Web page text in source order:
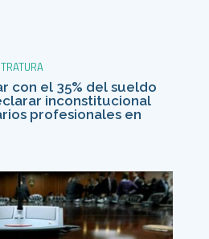
con el 35% del sueldo
inconstitucional
profesionales en